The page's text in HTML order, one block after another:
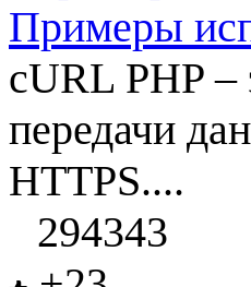
Примеры
cURL PHP –
передачи
HTTPS....
294343